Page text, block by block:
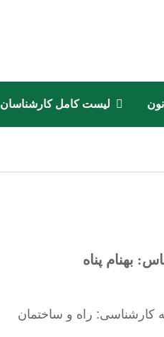
لیست کامل کارشناسان
بهنام پناه
کارشناسی: راه و ساختمان